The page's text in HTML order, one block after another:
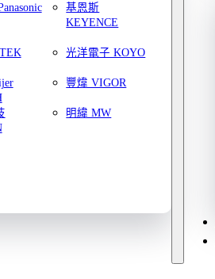
基恩斯
KEYENCE
光洋電子 KOYO
豐煒 VIGOR
明緯 MW